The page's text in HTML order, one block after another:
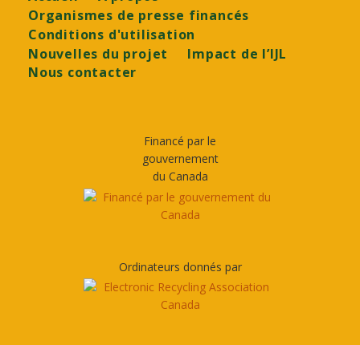
Organismes de presse financés
Conditions d'utilisation
Nouvelles du projet
Impact de l’IJL
Nous contacter
Financé par le
gouvernement
du Canada
Ordinateurs donnés par